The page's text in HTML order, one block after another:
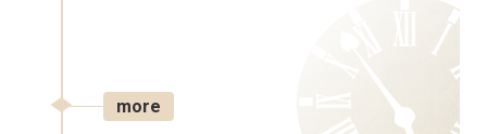
more